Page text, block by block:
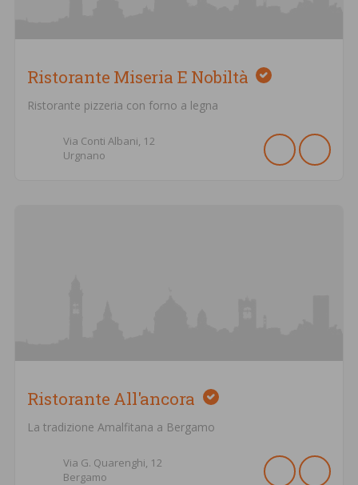
Ristorante Miseria E Nobiltà
Ristorante pizzeria con forno a legna
Via Conti Albani, 12
Urgnano
Ristorante All'ancora
La tradizione Amalfitana a Bergamo
Via G. Quarenghi, 12
Bergamo